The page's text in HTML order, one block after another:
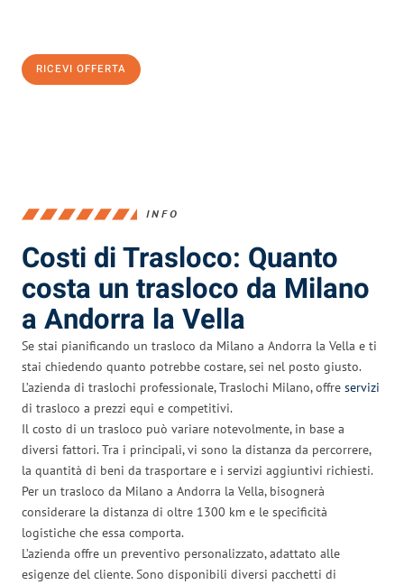
RICEVI OFFERTA
INFO
Costi di Trasloco: Quanto
costa un trasloco da Milano
a Andorra la Vella
Se stai pianificando un trasloco da Milano a Andorra la Vella e ti
stai chiedendo quanto potrebbe costare, sei nel posto giusto.
L’azienda di traslochi professionale, Traslochi Milano, offre servizi
di trasloco a prezzi equi e competitivi.
Il costo di un trasloco può variare notevolmente, in base a
diversi fattori. Tra i principali, vi sono la distanza da percorrere,
la quantità di beni da trasportare e i servizi aggiuntivi richiesti.
Per un trasloco da Milano a Andorra la Vella, bisognerà
considerare la distanza di oltre 1300 km e le specificità
logistiche che essa comporta.
L’azienda offre un preventivo personalizzato, adattato alle
esigenze del cliente. Sono disponibili diversi pacchetti di